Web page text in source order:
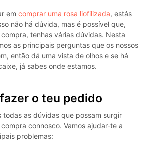
em comprar uma rosa liofilizada, estás
não há dúvida, mas é possível que,
tenhas várias dúvidas. Nesta
as principais perguntas que os nossos
então dá uma vista de olhos e se há
já sabes onde estamos.
o teu pedido
todas as dúvidas que possam surgir
connosco. Vamos ajudar-te a
problemas: